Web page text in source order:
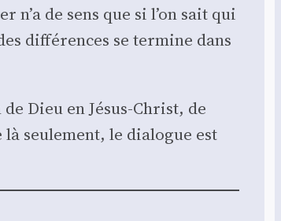
de sens que si l’on sait qui
dif­fé­rences se ter­mine dans
Dieu en Jésus-Christ, de
seule­ment, le dia­logue est